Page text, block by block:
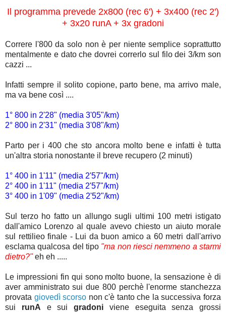
Il programma prevede 2x800 (rec 6') + 3x400 (rec 2')
+ 3x20 runA + 3x gradoni
Correre l'800 da solo non è per niente semplice soprattutto
mentalmente e dato che dovrei correrlo sul filo dei 3/km son
cazzi ...
Infatti sempre il solito copione, parto bene, ma arrivo male,
ma va bene così ....
1° 800 in 2'28" (media 3'05"/km)
2° 800 in 2'31" (media 3'08"/km)
Parto per i 400 che sto ancora molto bene e infatti è tutta
un'altra storia nonostante il breve recupero (2 minuti)
1° 400 in 1'11" (media 2'57"/km)
2° 400 in 1'11" (media 2'57"/km)
3° 400 in 1'09" (media 2'52"/km)
Sul terzo ho fatto un allungo sugli ultimi 100 metri istigato
dall'amico Lorenzo al quale avevo chiesto un aiuto morale
sul rettilieo finale - Lui da buon amico a 60 metri dall'arrivo
esclama qualcosa del tipo "ma non riesci nemmeno a starmi
dietro?"eh eh .....
Le impressioni fin qui sono molto buone, la sensazione è di
aver amministrato sui due 800 perchè l'enorme stanchezza
provata giovedì scorso non c'è tanto che la successiva forza
sui runA e sui gradoni viene eseguita senza grossi